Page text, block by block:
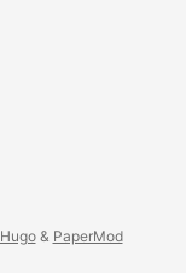
Hugo& PaperMod